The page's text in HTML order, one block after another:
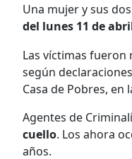
Una mujer y sus dos
del lunes 11 de
Las víctimas
según
Casa de Pobres, en
Agentes de
cuello. Los ahora
años.